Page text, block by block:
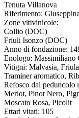
Tenuta Villanova
Riferimento:
Zone vitivinicole:
Collio (DOC)
Friuli Isonzo (DOC)
Anno di fondazione:
Enologo: Massimiliano
Vitigni: Malvasia,
Traminer aromatico,
Refosco dal peduncolo
Merlot, Pinot Nero,
Moscato Rosa, Picolit
Ettari vitati: 105